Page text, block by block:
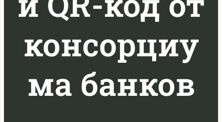
консорциу
ма банков